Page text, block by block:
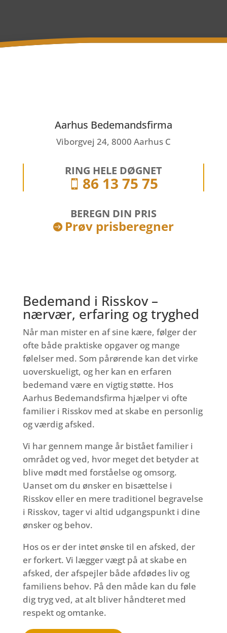
Aarhus Bedemandsfirma
Viborgvej 24, 8000 Aarhus C
RING HELE DØGNET
 86 13 75 75
BEREGN DIN PRIS
 Prøv prisberegner
Bedemand i Risskov –
nærvær, erfaring og tryghed
Når man mister en af sine kære, følger der
ofte både praktiske opgaver og mange
følelser med. Som pårørende kan det virke
uoverskueligt, og her kan en erfaren
bedemand være en vigtig støtte. Hos
Aarhus Bedemandsfirma hjælper vi ofte
familier i Risskov med at skabe en personlig
og værdig afsked.
Vi har gennem mange år bistået familier i
området og ved, hvor meget det betyder at
blive mødt med forståelse og omsorg.
Uanset om du ønsker en bisættelse i
Risskov eller en mere traditionel begravelse
i Risskov, tager vi altid udgangspunkt i dine
ønsker og behov.
Hos os er der intet ønske til en afsked, der
er forkert. Vi lægger vægt på at skabe en
afsked, der afspejler både afdødes liv og
familiens behov. På den måde kan du føle
dig tryg ved, at alt bliver håndteret med
respekt og omtanke.